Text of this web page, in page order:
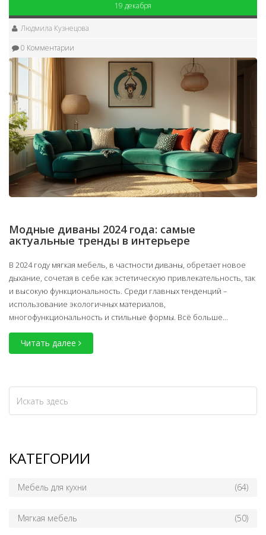
19 декабря
Людмила Кузнецова
0 Комментарии
Модные диваны 2024 года: самые
актуальные тренды в интерьере
В 2024 году мягкая мебель, в частности диваны, обретает новое
дыхание, сочетая в себе как эстетическую привлекательность, так
и высокую функциональность. Среди главных тенденций –
использование экологичных материалов,
многофункциональность и стильные формы. Всё больше
предпочитают изогнутые и модульные конструкции, которые
придают интерьеру уют и индивидуальность. Комфорт и яркие
акценты также играют важную роль, предлагая необычные цвета
Читать далее
КАТЕГОРИИ
Мебель для кухни (64)
Мягкая мебель (50)